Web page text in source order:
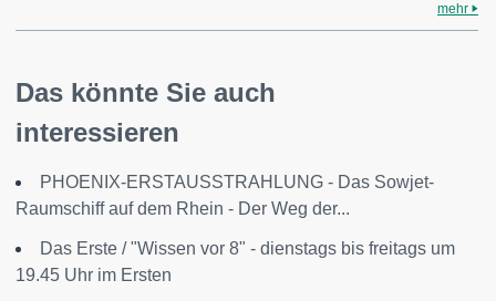
mehr
Das könnte Sie auch
interessieren
PHOENIX-ERSTAUSSTRAHLUNG - Das Sowjet-
Raumschiff auf dem Rhein - Der Weg der...
Das Erste / "Wissen vor 8" - dienstags bis freitags um
19.45 Uhr im Ersten